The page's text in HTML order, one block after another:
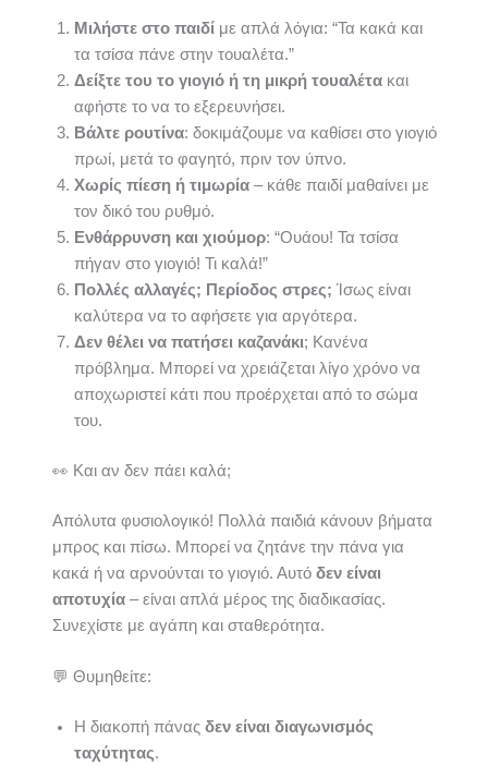
Μιλήστε στο παιδίμε απλά λόγια: “Τα κακά και
τα τσίσα πάνε στην τουαλέτα.”
Δείξτε του το γιογιό ή τη μικρή τουαλέτακαι
αφήστε το να το εξερευνήσει.
Βάλτε ρουτίνα: δοκιμάζουμε να καθίσει στο γιογιό
πρωί, μετά το φαγητό, πριν τον ύπνο.
Χωρίς πίεση ή τιμωρία– κάθε παιδί μαθαίνει με
τον δικό του ρυθμό.
Ενθάρρυνση και χιούμορ: “Ουάου! Τα τσίσα
πήγαν στο γιογιό! Τι καλά!”
Πολλές αλλαγές; Περίοδος στρες; Ίσως είναι
καλύτερα να το αφήσετε για αργότερα.
Δεν θέλει να πατήσει καζανάκι; Κανένα
πρόβλημα. Μπορεί να χρειάζεται λίγο χρόνο να
αποχωριστεί κάτι που προέρχεται από το σώμα
του.
👀 Και αν δεν πάει καλά;
Απόλυτα φυσιολογικό! Πολλά παιδιά κάνουν βήματα
μπρος και πίσω. Μπορεί να ζητάνε την πάνα για
κακά ή να αρνούνται το γιογιό. Αυτό δεν είναι
αποτυχία– είναι απλά μέρος της διαδικασίας.
Συνεχίστε με αγάπη και σταθερότητα.
💬 Θυμηθείτε:
Η διακοπή πάνας δεν είναι διαγωνισμός
ταχύτητας.